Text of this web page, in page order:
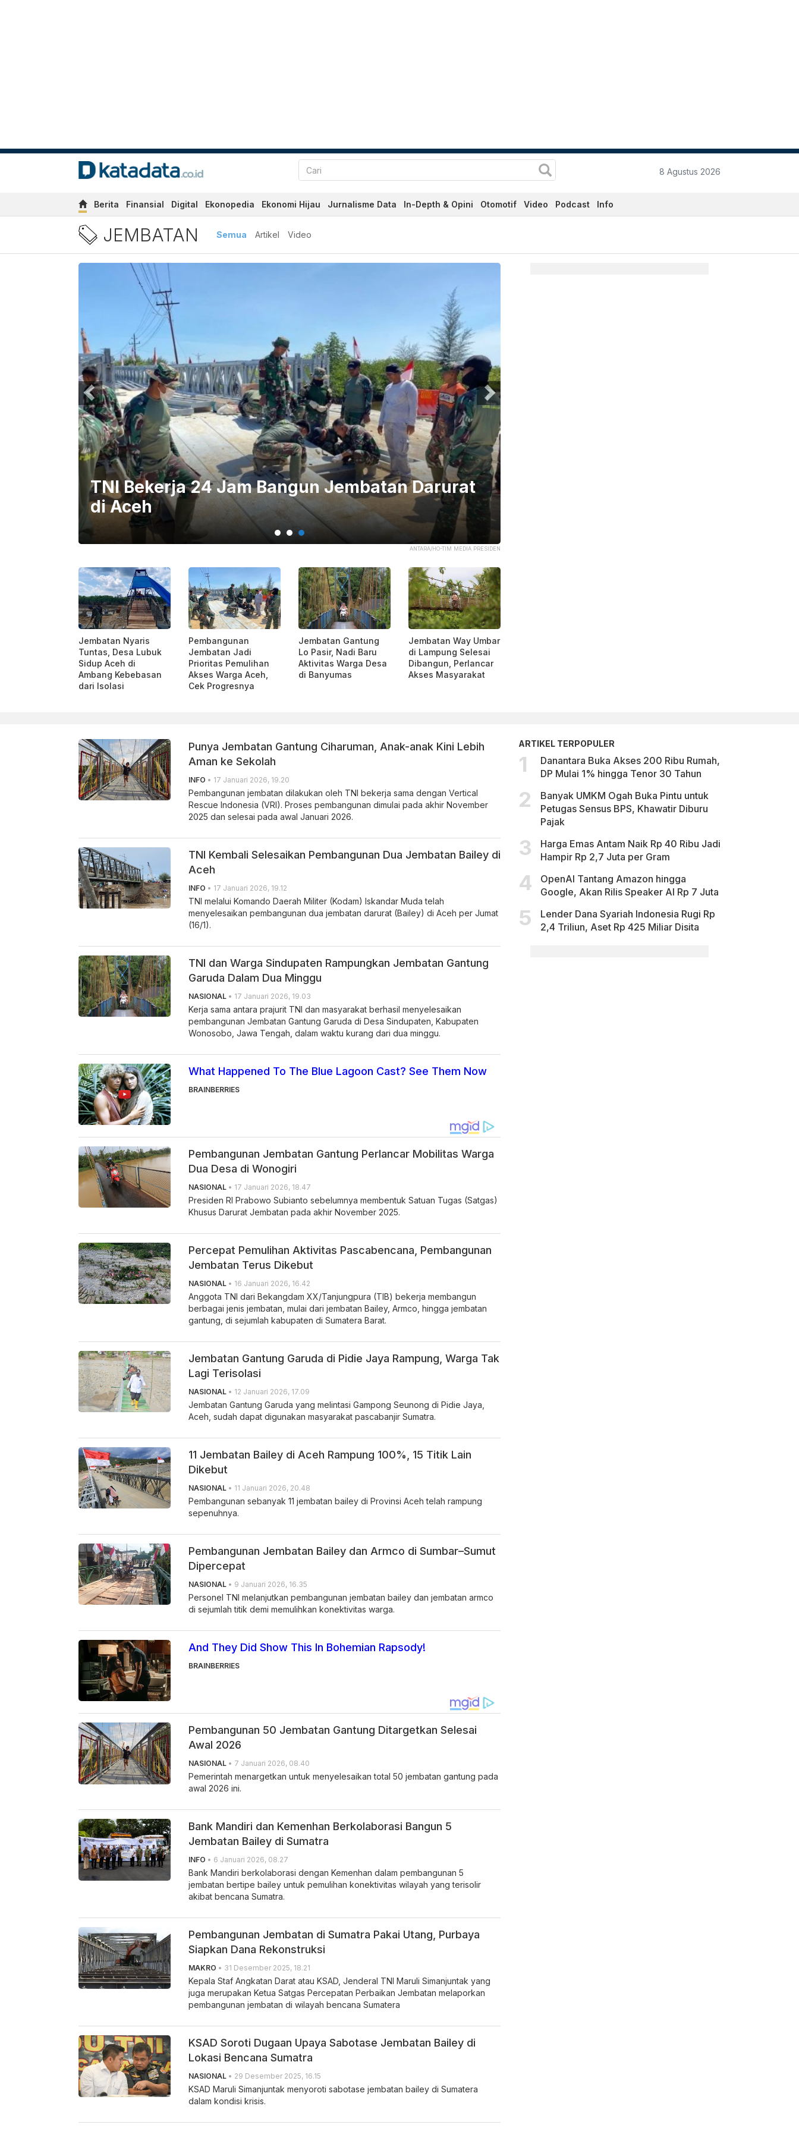
8 Agustus 2026
Berita Finansial Digital Ekonopedia Ekonomi Hijau Jurnalisme Data In-Depth & Opini Otomotif Video Podcast Info
Berita Jembatan Terbaru dan Terkini Hari Ini - Katadata.co.id
JEMBATAN Semua Artikel Video
ANTARA/HO-TIM MEDIA PRESIDEN
TNI Bekerja 24 Jam Bangun Jembatan Darurat
di Aceh
Jembatan Nyaris
Tuntas, Desa Lubuk
Sidup Aceh di
Ambang Kebebasan
dari Isolasi
Pembangunan
Jembatan Jadi
Prioritas Pemulihan
Akses Warga Aceh,
Cek Progresnya
Jembatan Gantung
Lo Pasir, Nadi Baru
Aktivitas Warga Desa
di Banyumas
Jembatan Way Umbar
di Lampung Selesai
Dibangun, Perlancar
Akses Masyarakat
Punya Jembatan Gantung Ciharuman, Anak-anak Kini Lebih
Aman ke Sekolah
INFO • 17 Januari 2026, 19.20
Pembangunan jembatan dilakukan oleh TNI bekerja sama dengan Vertical
Rescue Indonesia (VRI). Proses pembangunan dimulai pada akhir November
2025 dan selesai pada awal Januari 2026.
TNI Kembali Selesaikan Pembangunan Dua Jembatan Bailey di
Aceh
INFO • 17 Januari 2026, 19.12
TNI melalui Komando Daerah Militer (Kodam) Iskandar Muda telah
menyelesaikan pembangunan dua jembatan darurat (Bailey) di Aceh per Jumat
(16/1).
TNI dan Warga Sindupaten Rampungkan Jembatan Gantung
Garuda Dalam Dua Minggu
NASIONAL • 17 Januari 2026, 19.03
Kerja sama antara prajurit TNI dan masyarakat berhasil menyelesaikan
pembangunan Jembatan Gantung Garuda di Desa Sindupaten, Kabupaten
Wonosobo, Jawa Tengah, dalam waktu kurang dari dua minggu.
What Happened To The Blue Lagoon Cast? See Them Now
BRAINBERRIES
Pembangunan Jembatan Gantung Perlancar Mobilitas Warga
Dua Desa di Wonogiri
NASIONAL • 17 Januari 2026, 18.47
Presiden RI Prabowo Subianto sebelumnya membentuk Satuan Tugas (Satgas)
Khusus Darurat Jembatan pada akhir November 2025.
Percepat Pemulihan Aktivitas Pascabencana, Pembangunan
Jembatan Terus Dikebut
NASIONAL • 16 Januari 2026, 16.42
Anggota TNI dari Bekangdam XX/Tanjungpura (TIB) bekerja membangun
berbagai jenis jembatan, mulai dari jembatan Bailey, Armco, hingga jembatan
gantung, di sejumlah kabupaten di Sumatera Barat.
Jembatan Gantung Garuda di Pidie Jaya Rampung, Warga Tak
Lagi Terisolasi
NASIONAL • 12 Januari 2026, 17.09
Jembatan Gantung Garuda yang melintasi Gampong Seunong di Pidie Jaya,
Aceh, sudah dapat digunakan masyarakat pascabanjir Sumatra.
11 Jembatan Bailey di Aceh Rampung 100%, 15 Titik Lain
Dikebut
NASIONAL • 11 Januari 2026, 20.48
Pembangunan sebanyak 11 jembatan bailey di Provinsi Aceh telah rampung
sepenuhnya.
Pembangunan Jembatan Bailey dan Armco di Sumbar–Sumut
Dipercepat
NASIONAL • 9 Januari 2026, 16.35
Personel TNI melanjutkan pembangunan jembatan bailey dan jembatan armco
di sejumlah titik demi memulihkan konektivitas warga.
And They Did Show This In Bohemian Rapsody!
BRAINBERRIES
Pembangunan 50 Jembatan Gantung Ditargetkan Selesai
Awal 2026
NASIONAL • 7 Januari 2026, 08.40
Pemerintah menargetkan untuk menyelesaikan total 50 jembatan gantung pada
awal 2026 ini.
Bank Mandiri dan Kemenhan Berkolaborasi Bangun 5
Jembatan Bailey di Sumatra
INFO • 6 Januari 2026, 08.27
Bank Mandiri berkolaborasi dengan Kemenhan dalam pembangunan 5
jembatan bertipe bailey untuk pemulihan konektivitas wilayah yang terisolir
akibat bencana Sumatra.
Pembangunan Jembatan di Sumatra Pakai Utang, Purbaya
Siapkan Dana Rekonstruksi
MAKRO • 31 Desember 2025, 18.21
Kepala Staf Angkatan Darat atau KSAD, Jenderal TNI Maruli Simanjuntak yang
juga merupakan Ketua Satgas Percepatan Perbaikan Jembatan melaporkan
pembangunan jembatan di wilayah bencana Sumatera
KSAD Soroti Dugaan Upaya Sabotase Jembatan Bailey di
Lokasi Bencana Sumatra
NASIONAL • 29 Desember 2025, 16.15
KSAD Maruli Simanjuntak menyoroti sabotase jembatan bailey di Sumatera
dalam kondisi krisis.
ARTIKEL TERPOPULER
Danantara Buka Akses 200 Ribu Rumah,
DP Mulai 1% hingga Tenor 30 Tahun
Banyak UMKM Ogah Buka Pintu untuk
Petugas Sensus BPS, Khawatir Diburu
Pajak
Harga Emas Antam Naik Rp 40 Ribu Jadi
Hampir Rp 2,7 Juta per Gram
OpenAI Tantang Amazon hingga
Google, Akan Rilis Speaker AI Rp 7 Juta
Lender Dana Syariah Indonesia Rugi Rp
2,4 Triliun, Aset Rp 425 Miliar Disita